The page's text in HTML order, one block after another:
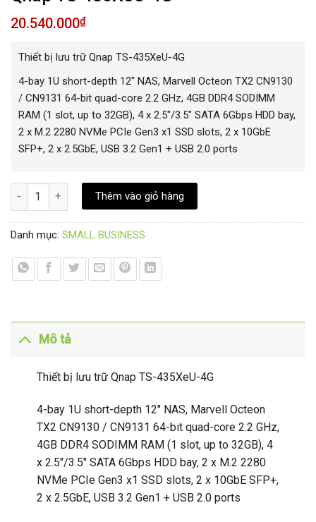
20.540.000₫
Thiết bị lưu trữ Qnap TS-435XeU-4G
4-bay 1U short-depth 12″ NAS, Marvell Octeon TX2 CN9130
/ CN9131 64-bit quad-core 2.2 GHz, 4GB DDR4 SODIMM
RAM (1 slot, up to 32GB), 4 x 2.5″/3.5″ SATA 6Gbps HDD bay,
2 x M.2 2280 NVMe PCIe Gen3 x1 SSD slots, 2 x 10GbE
SFP+, 2 x 2.5GbE, USB 3.2 Gen1 + USB 2.0 ports
Qnap TS-435XeU-4G số lượng
Thêm vào giỏ hàng
Danh mục: SMALL BUSINESS
Mô tả
Thiết bị lưu trữ Qnap TS-435XeU-4G
4-bay 1U short-depth 12″ NAS, Marvell Octeon
TX2 CN9130 / CN9131 64-bit quad-core 2.2 GHz,
4GB DDR4 SODIMM RAM (1 slot, up to 32GB), 4
x 2.5″/3.5″ SATA 6Gbps HDD bay, 2 x M.2 2280
NVMe PCIe Gen3 x1 SSD slots, 2 x 10GbE SFP+,
2 x 2.5GbE, USB 3.2 Gen1 + USB 2.0 ports